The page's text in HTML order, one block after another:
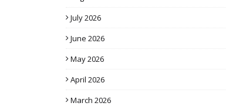
July 2026
June 2026
May 2026
April 2026
March 2026